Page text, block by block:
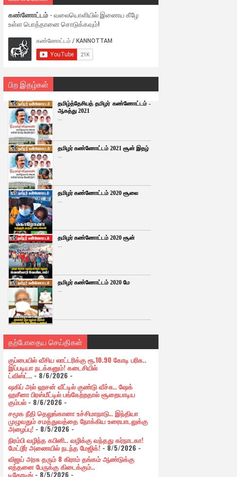
கண்ணோட்டம் - வலையொளியில் இணைய கீழே
உள்ள பொத்தானை சொடுக்கவும்!
பிற இதழ்கள்
தமிழ்த்தேசியத் தமிழர் கண்ணோட்டம் -
ஆகத்து 2021
...
தமிழர் கண்ணோட்டம் 2021 சூன் இதழ்
...
தமிழர் கண்ணோட்டம் 2020 சூலை
...
தமிழர் கண்ணோட்டம் 2020 சூன்
...
தமிழர் கண்ணோட்டம் 2020 மே
...
தற்போதைய செய்திகள்
குப்பையில் வீசிய லாட்டரிக்கு ரூ.10.90 கோடி பரிசு..
இப்படியா நடக்கனும்! கடைசியில்
ட்விஸ்ட்.. - 8/6/2026 -
ஷகிப் அல் ஹசன் வீட்டில் குண்டு வீச்சு.. ஷேக்
ஹசீனா பிரஸ்மீட்டில் பங்கேற்றதால் சூறையாடிய
கும்பல் - 8/6/2026 -
சமூக நீதி தெலுங்கானா உச்சிமாநாடு.. இந்தியா
முழுவதும் சமத்துவத்தை நோக்கிய உரையாடலுக்கு
அழைப்பு! - 8/5/2026 -
நிரம்பி வழிந்த கபினி.. வழிக்கு வந்தது கர்நாடகா!
மேட்டூர் அணையில் நடந்த மேஜிக்!- 8/5/2026 -
விஜய் அரசு தரும் 8 கிராம் தங்கம் ஆண்டுக்கு
எத்தனை பேருக்கு கிடைக்கும்..
டிகோடிங் - 8/5/2026 -